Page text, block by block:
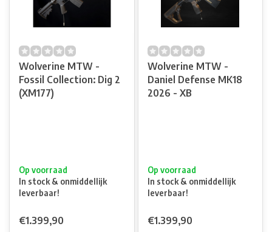
Wolverine MTW -
Fossil Collection: Dig 2
(XM177)
Op voorraad
In stock & onmiddellijk
leverbaar!
€1.399,90
Wolverine MTW -
Daniel Defense MK18
2026 - XB
Op voorraad
In stock & onmiddellijk
leverbaar!
€1.399,90